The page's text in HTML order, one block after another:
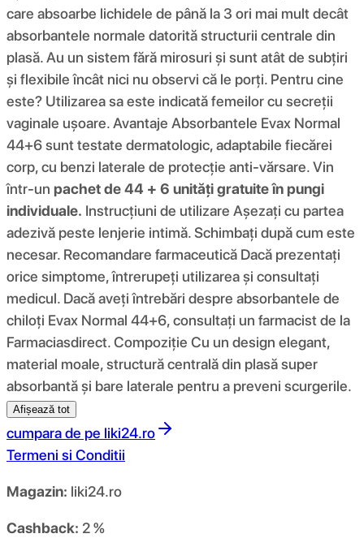
care absoarbe lichidele de până la 3 ori mai mult decât
absorbantele normale datorită structurii centrale din
plasă. Au un sistem fără mirosuri și sunt atât de subțiri
și flexibile încât nici nu observi că le porți. Pentru cine
este? Utilizarea sa este indicată femeilor cu secreții
vaginale ușoare. Avantaje Absorbantele Evax Normal
44+6 sunt testate dermatologic, adaptabile fiecărei
corp, cu benzi laterale de protecție anti-vărsare. Vin
într-un pachet de 44 + 6 unități gratuite în pungi
individuale. Instrucțiuni de utilizare Așezați cu partea
adezivă peste lenjerie intimă. Schimbați după cum este
necesar. Recomandare farmaceutică Dacă prezentați
orice simptome, întrerupeți utilizarea și consultați
medicul. Dacă aveți întrebări despre absorbantele de
chiloți Evax Normal 44+6, consultați un farmacist de la
Farmaciasdirect. Compoziţie Cu un design elegant,
material moale, structură centrală din plasă super
absorbantă și bare laterale pentru a preveni scurgerile.
Afișează tot
cumpara de pe liki24.ro
Termeni si Conditii
Magazin: liki24.ro
Cashback: 2 %